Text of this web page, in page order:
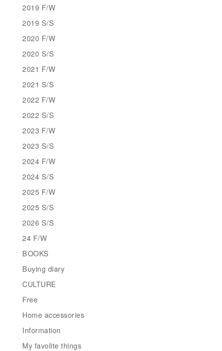
2019 F/W
2019 S/S
2020 F/W
2020 S/S
2021 F/W
2021 S/S
2022 F/W
2022 S/S
2023 F/W
2023 S/S
2024 F/W
2024 S/S
2025 F/W
2025 S/S
2026 S/S
24 F/W
BOOKS
Buying diary
CULTURE
Free
Home accessories
Information
My favolite things